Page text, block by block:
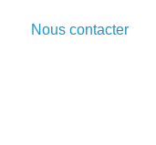
Nous contacter